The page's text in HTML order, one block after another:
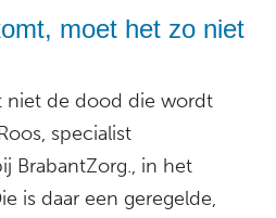
moet het zo niet
niet de dood die wordt
specialist
BrabantZorg., in het
is daar een geregelde,